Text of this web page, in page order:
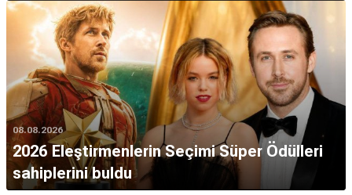
08.08.2026
2026 Eleştirmenlerin Seçimi Süper Ödülleri
sahiplerini buldu